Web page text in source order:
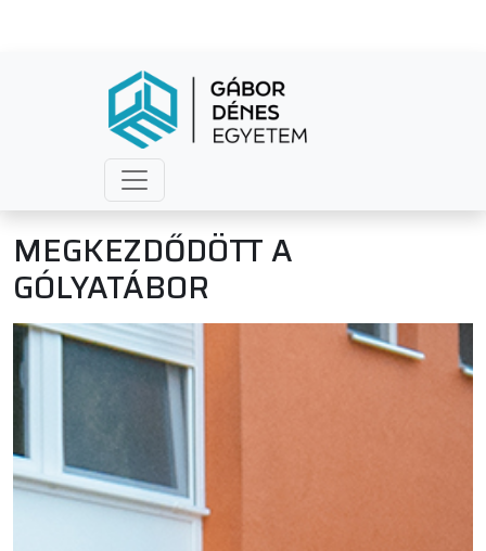
MEGKEZDŐDÖTT A
GÓLYATÁBOR